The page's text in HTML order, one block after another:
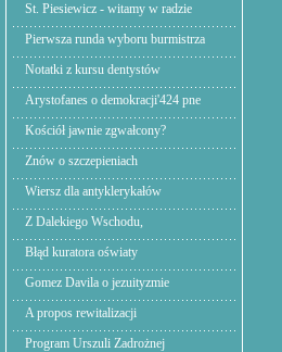
St. Piesiewicz - witamy w radzie
Pierwsza runda wyboru burmistrza
Notatki z kursu dentystów
Arystofanes o demokracji'424 pne
Kościół jawnie zgwałcony?
Znów o szczepieniach
Wiersz dla antyklerykałów
Z Dalekiego Wschodu,
Błąd kuratora oświaty
Gomez Davila o jezuityzmie
A propos rewitalizacji
Program Urszuli Zadrożnej